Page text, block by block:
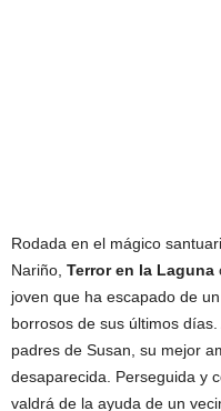
Rodada en el mágico
Nariño, Terror en la Laguna
joven que ha escapado de
borrosos de sus últimos
padres de Susan, su mejor
desaparecida. Perseguida y
valdrá de la ayuda de un